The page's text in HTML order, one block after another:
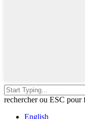
rechercher ou ESC pour
English